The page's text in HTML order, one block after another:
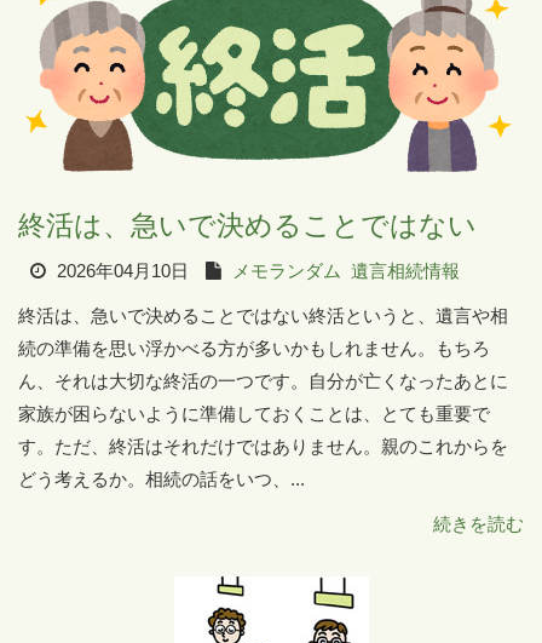
終活は、急いで決めることではない
2026年04月10日 メモランダム 遺言相続情報
終活は、急いで決めることではない終活というと、遺言や相
続の準備を思い浮かべる方が多いかもしれません。もちろ
ん、それは大切な終活の一つです。自分が亡くなったあとに
家族が困らないように準備しておくことは、とても重要で
す。ただ、終活はそれだけではありません。親のこれからを
どう考えるか。相続の話をいつ、...
続きを読む